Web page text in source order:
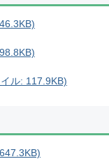
ル: 117.9KB)